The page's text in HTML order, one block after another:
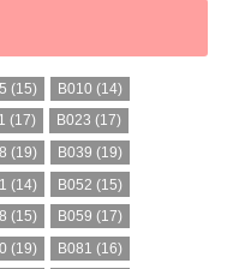
(15) B010 (14)
(17) B023 (17)
(19) B039 (19)
(14) B052 (15)
(15) B059 (17)
(19) B081 (16)